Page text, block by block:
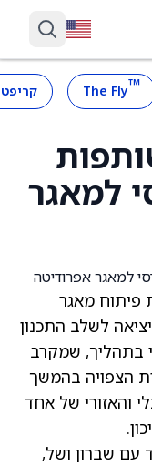
™
The Fly
למאגר
פיתוח מאגר
לשלב התכנון
בתהליך, שמקרב
הצפויה בהמשך
והאזורי של אחד
עם שברון ושל,